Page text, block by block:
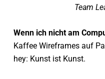
Team
Wenn ich nicht am
Kaffee Wireframes auf
hey: Kunst ist Kunst.